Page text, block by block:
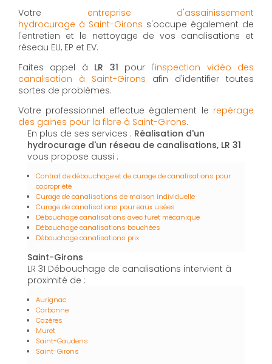
Votre entreprise d'assainissement
hydrocurage à Saint-Girons s'occupe également de
l'entretien et le nettoyage de vos canalisations et
réseau EU, EP et EV.
Faites appel à LR 31 pour l'inspection vidéo des
canalisation à Saint-Girons afin d'identifier toutes
sortes de problèmes.
Votre professionnel effectue également le repérage
des gaines pour la fibre à Saint-Girons.
En plus de ses services : Réalisation d'un
hydrocurage d'un réseau de canalisations, LR 31
vous propose aussi :
Contrat de débouchage et de curage de canalisations pour
copropriété
Curage de canalisations de maison individuelle
Curage de canalisations pour eaux usées
Débouchage canalisations avec furet mécanique
Débouchage canalisations bouchées
Débouchage canalisations prix
Saint-Girons
LR 31 Débouchage de canalisations intervient à
proximité de :
Aurignac
Carbonne
Cazères
Muret
Saint-Gaudens
Saint-Girons